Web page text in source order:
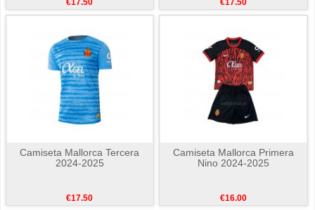
Camiseta Mallorca Tercera
2024-2025
€17.50
Camiseta Mallorca Primera
Nino 2024-2025
€16.00